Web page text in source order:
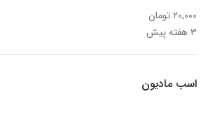
۲۰,۰۰۰ تومان
۳ هفته پیش
اسب مادیون